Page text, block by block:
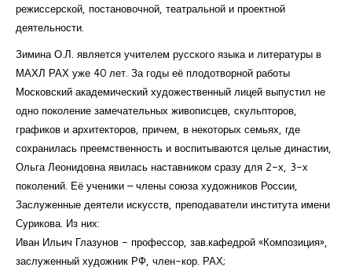
режиссерской, постановочной, театральной и проектной
деятельности.
Зимина О.Л. является учителем русского языка и литературы в
МАХЛ РАХ уже 40 лет. За годы её плодотворной работы
Московский академический художественный лицей выпустил не
одно поколение замечательных живописцев, скульпторов,
графиков и архитекторов, причем, в некоторых семьях, где
сохранилась преемственность и воспитываются целые династии,
Ольга Леонидовна явилась наставником сразу для 2-х, 3-х
поколений. Её ученики – члены союза художников России,
Заслуженные деятели искусств, преподаватели института имени
Сурикова. Из них:
Иван Ильич Глазунов - профессор, зав.кафедрой «Композиция»,
заслуженный художник РФ, член-кор. РАХ;